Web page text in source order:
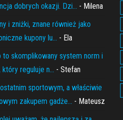
dobrych okazji. Dzi... - Milena
i zniżki, znane również jako
kupony lu... - Ela
to skomplikowany system norm i
który reguluje n... - Stefan
sportowym, a właściwie
zakupem gadże... - Mateusz